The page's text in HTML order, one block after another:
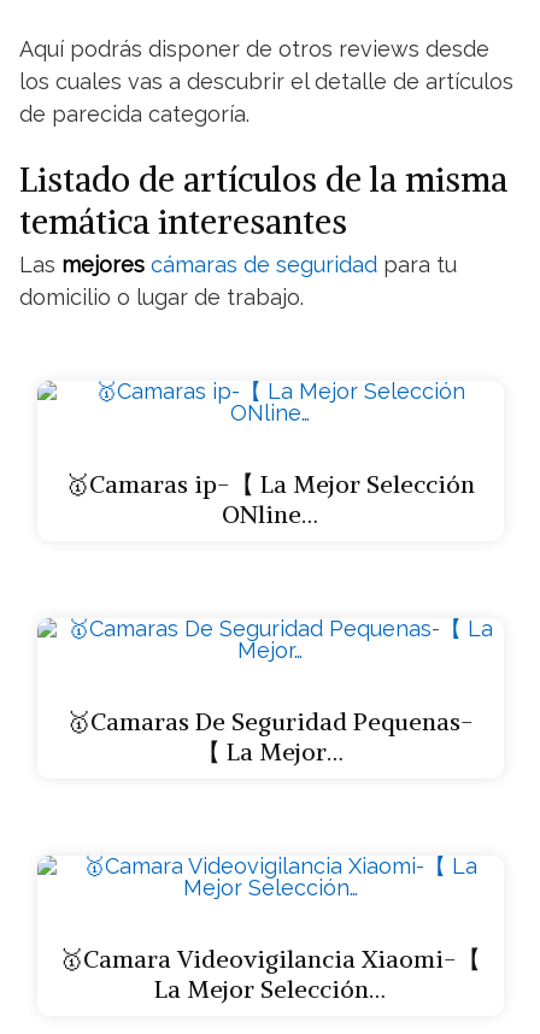
Aquí podrás disponer de otros reviews desde
los cuales vas a descubrir el detalle de artículos
de parecida categoría.
Listado de artículos de la misma
temática interesantes
Las mejores cámaras de seguridad para tu
domicilio o lugar de trabajo.
🥇Camaras ip-【 La Mejor Selección
ONline…
🥇Camaras De Seguridad Pequenas-
【 La Mejor…
🥇Camara Videovigilancia Xiaomi-【
La Mejor Selección…